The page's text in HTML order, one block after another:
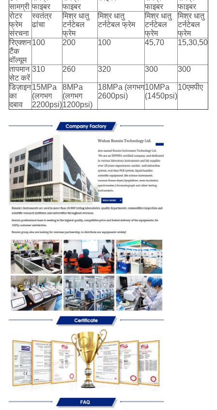
सामग्री फाइबर
फाइबर
फाइबर
फाइबर
रोटर
फ्रेम
संरचना
स्वतंत्र
ढांचा
मिश्र धातु
टर्नटेबल
फ्रेम
मिश्र धातु
टर्नटेबल फ्रेम
मिश्र धातु
टर्नटेबल
फ्रेम
मिश्र धातु
टर्नटेबल
फ्रेम
रिएक्शन
टैंक
वॉल्यूम
100 200 100 45,70 15,30,50
तापमान
सेट करें
310 260 320 300 300
डिज़ाइन
का
दबाव
15MPa
(लगभग
2200psi)
8MPa
(लगभग
1200psi)
18MPa (लगभग
2600psi)
10MPa
(1450psi)
10एमपीए